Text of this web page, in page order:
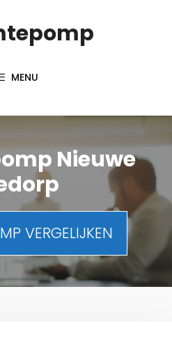
MENU
Nieuwe
VERGELIJKEN